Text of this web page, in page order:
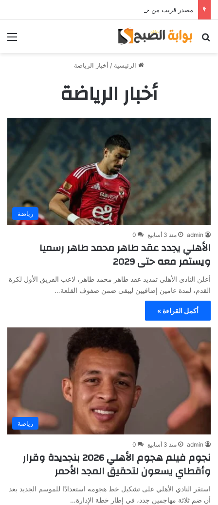
بحث عن
الرئيسية / أخبار الرياضة
أخبار الرياضة
رياضة
admin منذ 3 أسابيع 0
الأهلي يجدد عقد طاهر محمد طاهر رسميا
ويستمر معه حتى 2029
أعلن النادي الأهلي تمديد عقد طاهر محمد طاهر، لاعب الفريق الأول لكرة
القدم، لمدة عامين إضافيين ليبقى ضمن صفوف القلعة…
أكمل القراءة »
رياضة
admin منذ 3 أسابيع 0
نجوم فيلم هجوم الأهلي 2026 بنجديدة وقرار
وأقطاي يسعون لتحقيق المجد الأحمر
استقر النادي الأهلي على تشكيل خط هجومه استعدادًا للموسم الجديد بعد
أن ضم ثلاثة مهاجمين جدد، في إطار خطة الإدارة…